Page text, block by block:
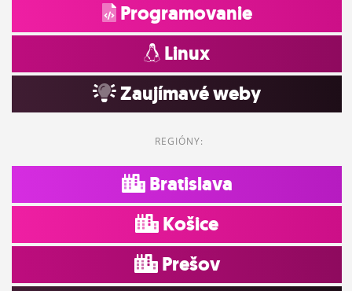
Programovanie
Linux
Zaujímavé weby
REGIÓNY:
Bratislava
Košice
Prešov